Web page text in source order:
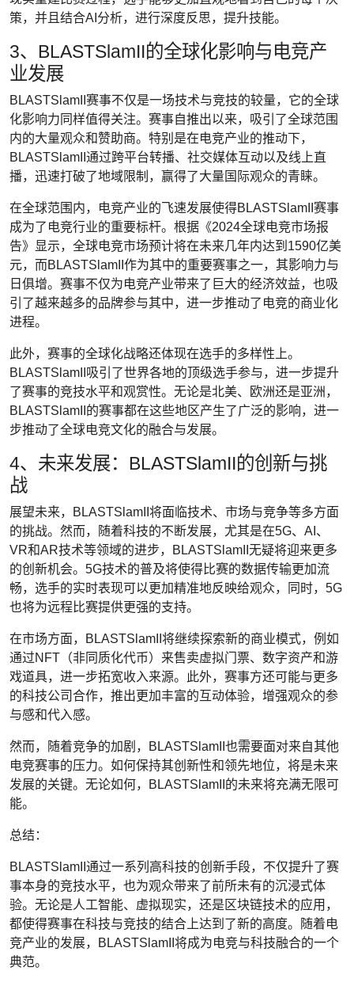
策，并且结合AI分析，进行深度反思，提升技能。
3、BLASTSlamII的全球化影响与电竞产
业发展
BLASTSlamII赛事不仅是一场技术与竞技的较量，它的全球
化影响力同样值得关注。赛事自推出以来，吸引了全球范围
内的大量观众和赞助商。特别是在电竞产业的推动下，
BLASTSlamII通过跨平台转播、社交媒体互动以及线上直
播，迅速打破了地域限制，赢得了大量国际观众的青睐。
在全球范围内，电竞产业的飞速发展使得BLASTSlamII赛事
成为了电竞行业的重要标杆。根据《2024全球电竞市场报
告》显示，全球电竞市场预计将在未来几年内达到1590亿美
元，而BLASTSlamII作为其中的重要赛事之一，其影响力与
日俱增。赛事不仅为电竞产业带来了巨大的经济效益，也吸
引了越来越多的品牌参与其中，进一步推动了电竞的商业化
进程。
此外，赛事的全球化战略还体现在选手的多样性上。
BLASTSlamII吸引了世界各地的顶级选手参与，进一步提升
了赛事的竞技水平和观赏性。无论是北美、欧洲还是亚洲，
BLASTSlamII的赛事都在这些地区产生了广泛的影响，进一
步推动了全球电竞文化的融合与发展。
4、未来发展：BLASTSlamII的创新与挑
战
展望未来，BLASTSlamII将面临技术、市场与竞争等多方面
的挑战。然而，随着科技的不断发展，尤其是在5G、AI、
VR和AR技术等领域的进步，BLASTSlamII无疑将迎来更多
的创新机会。5G技术的普及将使得比赛的数据传输更加流
畅，选手的实时表现可以更加精准地反映给观众，同时，5G
也将为远程比赛提供更强的支持。
在市场方面，BLASTSlamII将继续探索新的商业模式，例如
通过NFT（非同质化代币）来售卖虚拟门票、数字资产和游
戏道具，进一步拓宽收入来源。此外，赛事方还可能与更多
的科技公司合作，推出更加丰富的互动体验，增强观众的参
与感和代入感。
然而，随着竞争的加剧，BLASTSlamII也需要面对来自其他
电竞赛事的压力。如何保持其创新性和领先地位，将是未来
发展的关键。无论如何，BLASTSlamII的未来将充满无限可
能。
总结：
BLASTSlamII通过一系列高科技的创新手段，不仅提升了赛
事本身的竞技水平，也为观众带来了前所未有的沉浸式体
验。无论是人工智能、虚拟现实，还是区块链技术的应用，
都使得赛事在科技与竞技的结合上达到了新的高度。随着电
竞产业的发展，BLASTSlamII将成为电竞与科技融合的一个
典范。